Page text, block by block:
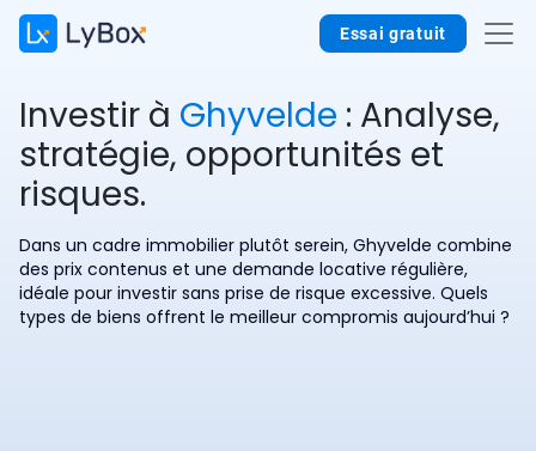
Essai gratuit
Investir à Ghyvelde : Analyse,
stratégie, opportunités et
risques.
Dans un cadre immobilier plutôt serein, Ghyvelde combine
des prix contenus et une demande locative régulière,
idéale pour investir sans prise de risque excessive. Quels
types de biens offrent le meilleur compromis aujourd’hui ?